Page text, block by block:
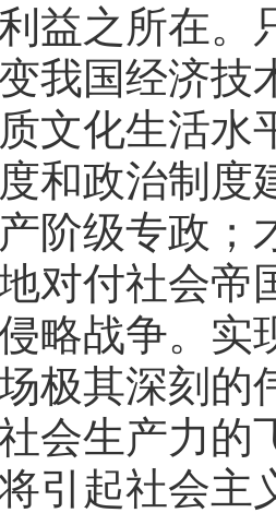
益之所在。
变我国经济
文化生活水
和政治制度
阶级专政；
对付社会帝
略战争。实
极其深刻的
会生产力的
引起社会主